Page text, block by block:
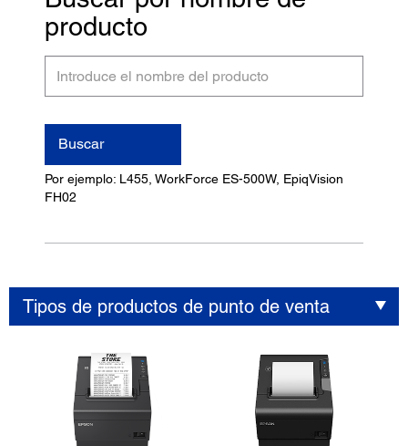
producto
del
producto
Buscar
Por ejemplo: L455, WorkForce ES-500W, EpiqVision
FH02
Tipos de productos de punto de venta